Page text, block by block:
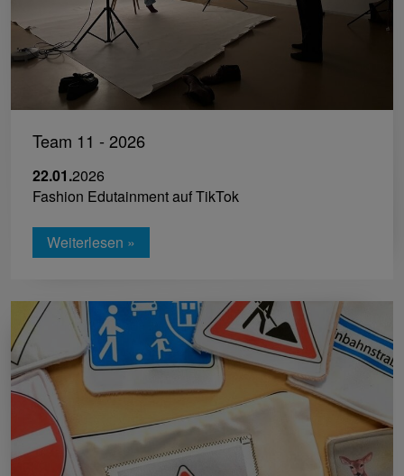
Team 11 - 2026
22.01.2026
Fashion Edutainment auf TikTok
Weiterlesen »